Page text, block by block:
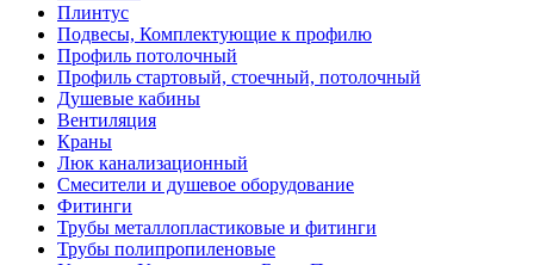
Плинтус
Подвесы, Комплектующие к профилю
Профиль потолочный
Профиль стартовый, стоечный, потолочный
Душевые кабины
Вентиляция
Краны
Люк канализационный
Смесители и душевое оборудование
Фитинги
Трубы металлопластиковые и фитинги
Трубы полипропиленовые